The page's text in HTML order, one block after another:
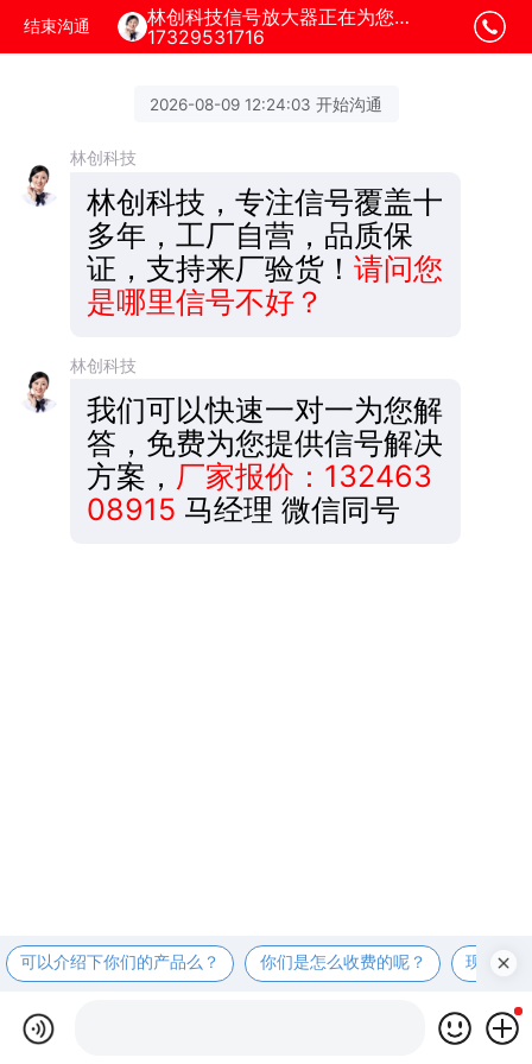
结束沟通
林创科技信号放大器正在为您服务
17329531716
2026-08-09 12:24:03 开始沟通
林创科技
林创科技，专注信号覆盖十
多年，工厂自营，品质保
证，支持来厂验货！ 请问您
是哪里信号不好？
林创科技
我们可以快速一对一为您解
答，免费为您提供信号解决
方案， 厂家报价：132463
08915 马经理 微信同号
可以介绍下你们的产品么？ 你们是怎么收费的呢？ 现在有